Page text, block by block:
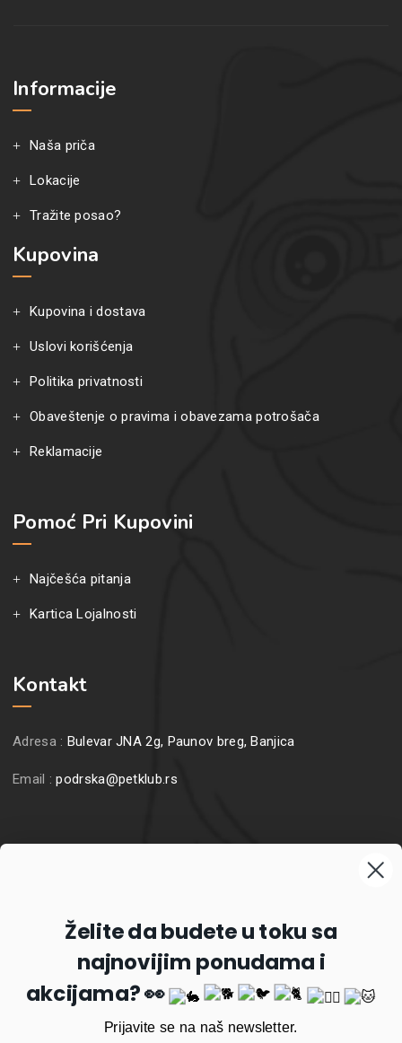
Informacije
Naša priča
Lokacije
Tražite posao?
Kupovina
Kupovina i dostava
Uslovi korišćenja
Politika privatnosti
Obaveštenje o pravima i obavezama potrošača
Reklamacije
Pomoć Pri Kupovini
Najčešća pitanja
Kartica Lojalnosti
Kontakt
Adresa : Bulevar JNA 2g, Paunov breg, Banjica
Email :podrska@petklub.rs
Prijavi se
Želite da budete u toku sa
najnovijim ponudama i
akcijama? 👀
Prijavite se na naš newsletter.